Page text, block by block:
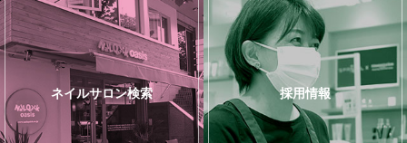
ネイルサロン検索 採用情報